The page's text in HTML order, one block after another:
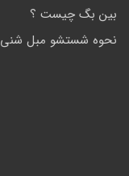
بین بگ چیست ؟
نحوه شستشو مبل شنی